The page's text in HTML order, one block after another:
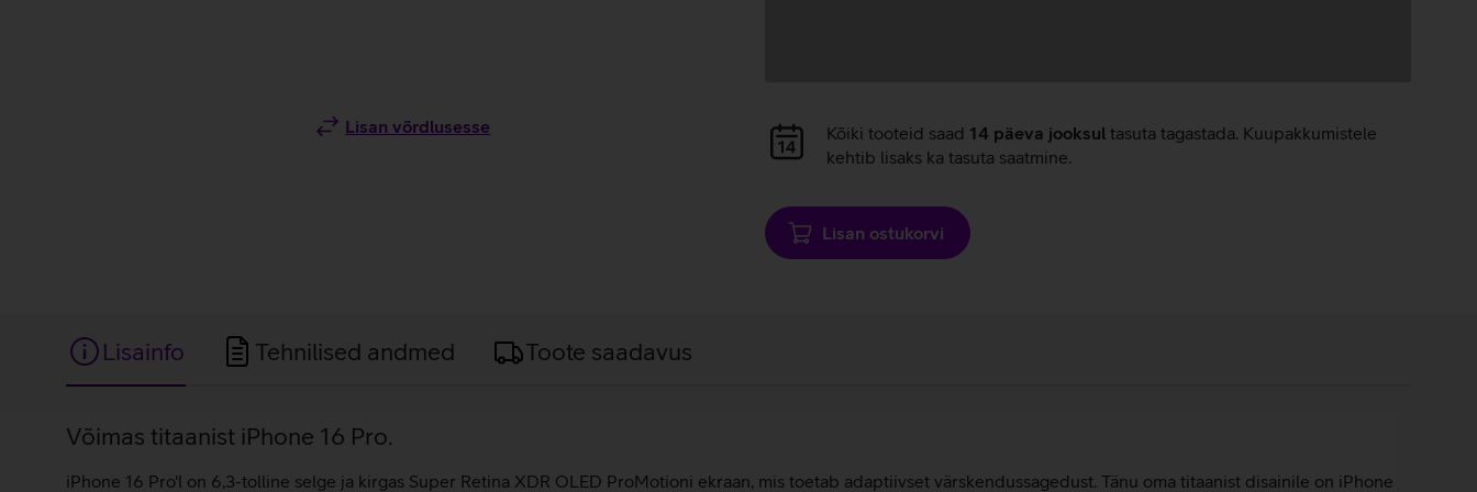
Lisan võrdlusesse
Andmete
laadimine
Kõiki tooteid saad 14 päeva jooksul tasuta tagastada. Kuupakkumistele
kehtib lisaks ka tasuta saatmine.
Lisan ostukorvi
Lisainfo Tehnilised andmed Toote saadavus
Lisainfo
Võimas titaanist iPhone 16 Pro.
iPhone 16 Pro'l on 6,3-tolline selge ja kirgas Super Retina XDR OLED ProMotioni ekraan, mis toetab adaptiivset värskendussagedust. Tänu oma titaanist disainile on iPhone